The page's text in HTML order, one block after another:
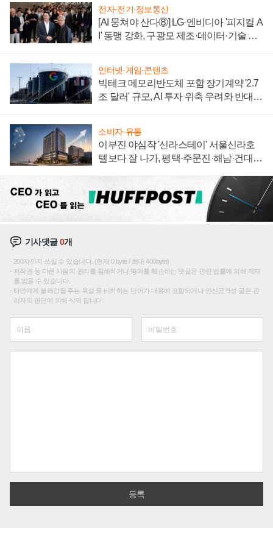
전자·전기·정보통신
[AI 뭉쳐야 산다⑧] LG·엔비디아 '피지컬 A
I' 동맹 강화, 구광모 제조·데이터·기술 결
인터넷·게임·콘텐츠
빅테크 메모리반도체 포함 장기계약 '2.7
조 달러' 규모, AI 투자 위축 우려와 반대
소비자·유통
이부진 야심작 '신라스테이' 서울신라호
텔보다 잘 나가, 평택·주문진·해남·건대로
기사댓글0개
200자까지 쓰실 수 있습니다. (현재 0 byte / 최대 400byte)
저작권 등 다른 사람의 권리를 침해하거나 명예를 훼손하는 댓글은 관련 법률에 의해 제재
를 받을 수 있습니다.
타인에게 불쾌감을 주는 욕설 등 비하하는 단어가 내용에 포함되거나 인신공격성 글은 관
리자의 판단에 의해 삭제 합니다.